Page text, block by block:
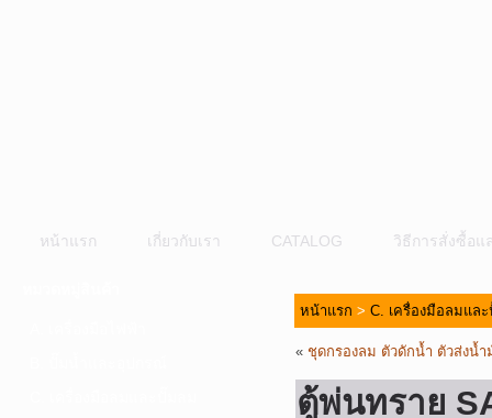
หน้าแรก เกี่ยวกับเรา CATALOG วิธีการสั่งซื้อแ
หน้าแรก > C. เครื่องมือลมแล
« ชุดกรองลม ตัวดักน้ำ ตัวส่งน้ำ
ตู้พ่นทราย